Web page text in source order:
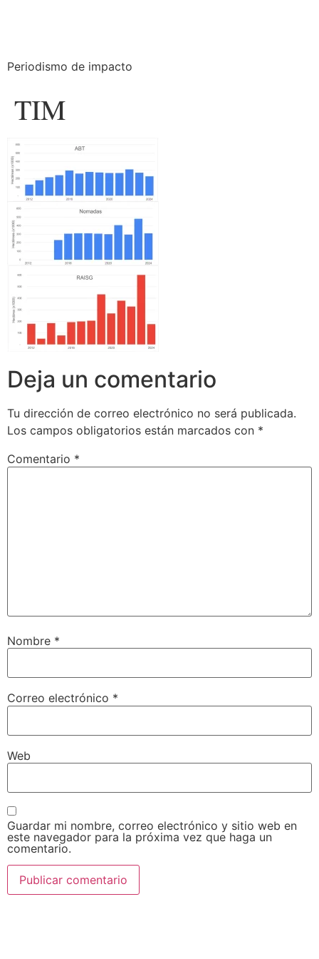
Periodismo de impacto
TIM
Deja un comentario
Tu dirección de correo electrónico no será publicada.
Los campos obligatorios están marcados con *
Comentario *
Nombre *
Correo electrónico *
Web
Guardar mi nombre, correo electrónico y sitio web en
este navegador para la próxima vez que haga un
comentario.